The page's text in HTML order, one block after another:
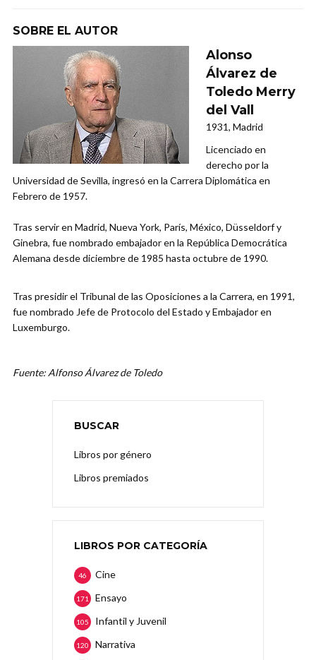
SOBRE EL AUTOR
Alonso
Álvarez de
Toledo Merry
del Vall
1931, Madrid
Licenciado en
derecho por la
Universidad de Sevilla, ingresó en la Carrera Diplomática en
Febrero de 1957.
Tras servir en Madrid, Nueva York, París, México, Düsseldorf y
Ginebra, fue nombrado embajador en la República Democrática
Alemana desde diciembre de 1985 hasta octubre de 1990.
Tras presidir el Tribunal de las Oposiciones a la Carrera, en 1991,
fue nombrado Jefe de Protocolo del Estado y Embajador en
Luxemburgo.
Fuente: Alfonso Álvarez de Toledo
BUSCAR
Libros por género
Libros premiados
LIBROS POR CATEGORÍA
Cine
46
Ensayo
171
Infantil y Juvenil
105
Narrativa
120